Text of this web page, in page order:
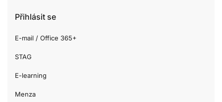
Přihlásit se
E-mail / Office 365+
STAG
E-learning
Menza